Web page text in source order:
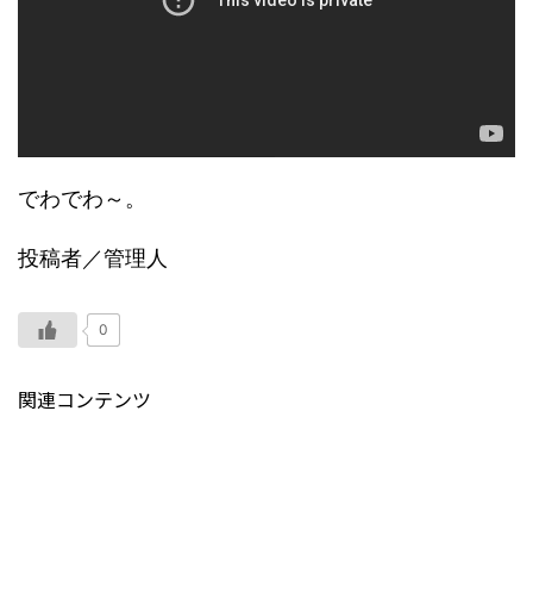
でわでわ～。
投稿者／管理人
0
関連コンテンツ